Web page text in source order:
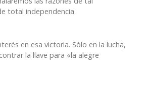
total independencia
en esa victoria. Sólo en la lucha,
la llave para «la alegre